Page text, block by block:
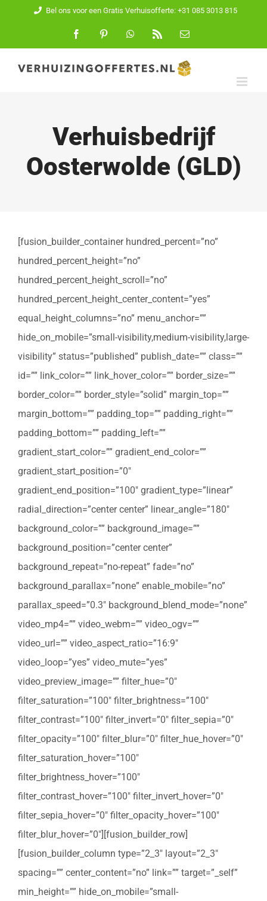
inhoud
Bel ons voor een Gratis Verhuisofferte: +31 085 3013 815
FacebookPinterest WhatsApp
E-
Verhuisbedrijf
Oosterwolde (GLD)
[fusion_builder_container hundred_percent=”no”
hundred_percent_height=”no”
hundred_percent_height_scroll=”no”
hundred_percent_height_center_content=”yes”
equal_height_columns=”no” menu_anchor=””
hide_on_mobile=”small-visibility,medium-visibility,large-
visibility” status=”published” publish_date=”” class=””
id=”” link_color=”” link_hover_color=”” border_size=””
border_color=”” border_style=”solid” margin_top=””
margin_bottom=”” padding_top=”” padding_right=””
padding_bottom=”” padding_left=””
gradient_start_color=”” gradient_end_color=””
gradient_start_position=”0″
gradient_end_position=”100″ gradient_type=”linear”
radial_direction=”center center” linear_angle=”180″
background_color=”” background_image=””
background_position=”center center”
background_repeat=”no-repeat” fade=”no”
background_parallax=”none” enable_mobile=”no”
parallax_speed=”0.3″ background_blend_mode=”none”
video_mp4=”” video_webm=”” video_ogv=””
video_url=”” video_aspect_ratio=”16:9″
video_loop=”yes” video_mute=”yes”
video_preview_image=”” filter_hue=”0″
filter_saturation=”100″ filter_brightness=”100″
filter_contrast=”100″ filter_invert=”0″ filter_sepia=”0″
filter_opacity=”100″ filter_blur=”0″ filter_hue_hover=”0″
filter_saturation_hover=”100″
filter_brightness_hover=”100″
filter_contrast_hover=”100″ filter_invert_hover=”0″
filter_sepia_hover=”0″ filter_opacity_hover=”100″
filter_blur_hover=”0″][fusion_builder_row]
[fusion_builder_column type=”2_3″ layout=”2_3″
spacing=”” center_content=”no” link=”” target=”_self”
min_height=”” hide_on_mobile=”small-